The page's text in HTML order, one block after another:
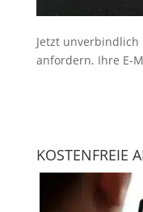
Jetzt
anfordern. Ihre E-
KOSTENFREIE